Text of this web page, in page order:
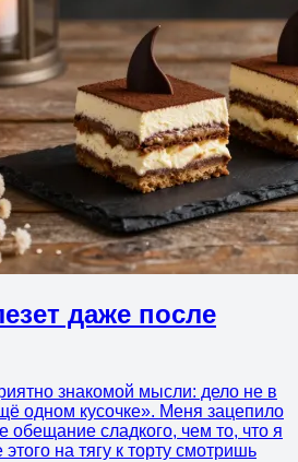
даже после
знакомой мысли: дело не в
одном кусочке». Меня зацепило
обещание сладкого, чем то, что я
на тягу к торту смотришь